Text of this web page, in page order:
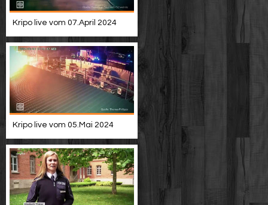
Kripo live vom 07.April 2024
Kripo live vom 05.Mai 2024